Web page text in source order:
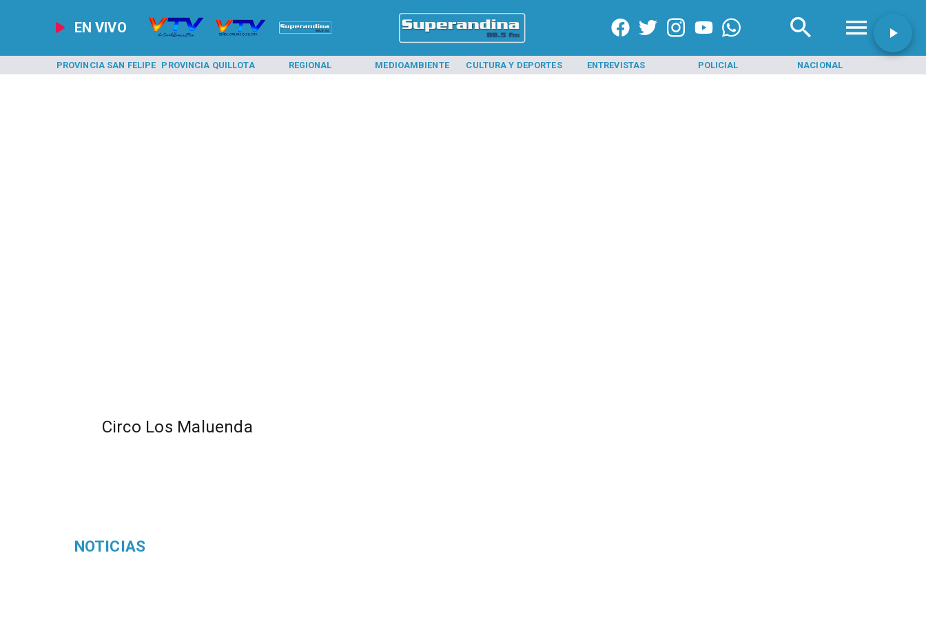
EN VIVO
PROVINCIA SAN FELIPE PROVINCIA QUILLOTA REGIONAL MEDIOAMBIENTE CULTURA Y DEPORTES ENTREVISTAS POLICIAL NACIONAL
​​Circo Los Maluenda
NOTICIAS